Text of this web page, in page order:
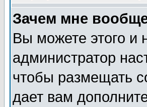
Зачем мне
Вы можете этого и
администратор
чтобы размещать
дает вам